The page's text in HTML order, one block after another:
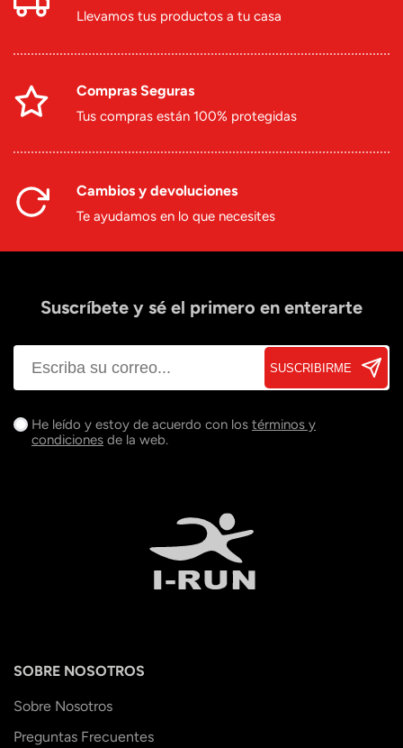
Llevamos tus productos a tu casa
Compras Seguras
Tus compras están 100% protegidas
Cambios y devoluciones
Te ayudamos en lo que necesites
Suscríbete y sé el primero en enterarte
SUSCRIBIRME
He leído y estoy de acuerdo con los términos y
condiciones de la web.
SOBRE NOSOTROS
Sobre Nosotros
Preguntas Frecuentes